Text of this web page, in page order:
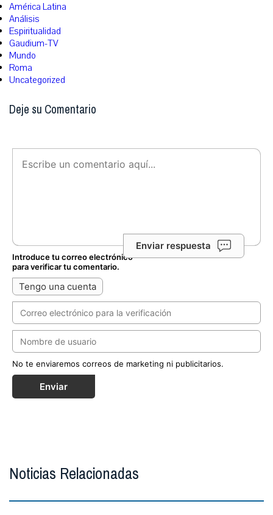
América Latina
Análisis
Espiritualidad
Gaudium-TV
Mundo
Roma
Uncategorized
Deje su Comentario
Enviar respuesta
Introduce tu correo electrónico
para verificar tu comentario.
Tengo una cuenta
No te enviaremos correos de marketing ni publicitarios.
Enviar
Noticias Relacionadas